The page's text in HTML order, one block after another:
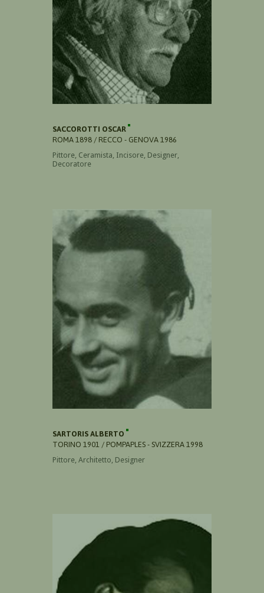
SACCOROTTI OSCAR
ROMA 1898 / RECCO - GENOVA 1986
Pittore, Ceramista, Incisore, Designer,
Decoratore
SARTORIS ALBERTO
TORINO 1901 / POMPAPLES - SVIZZERA 1998
Pittore, Architetto, Designer